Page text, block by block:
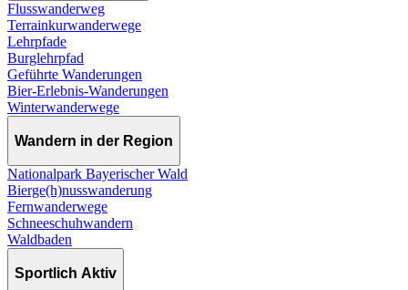
Flusswanderweg
Terrainkurwanderwege
Lehrpfade
Burglehrpfad
Geführte Wanderungen
Bier-Erlebnis-Wanderungen
Winterwanderwege
Wandern in der Region
Nationalpark Bayerischer Wald
Bierge(h)nusswanderung
Fernwanderwege
Schneeschuhwandern
Waldbaden
Sportlich Aktiv